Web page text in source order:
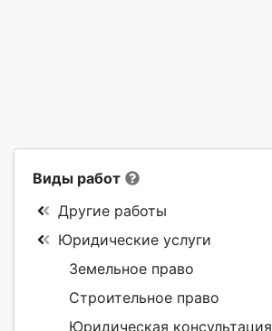
Виды работ
Другие работы
Юридические услуги
Земельное право
Строительное право
Юридическая консультация